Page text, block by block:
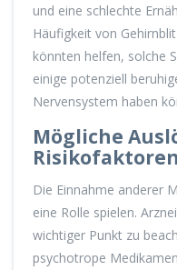
und eine schlechte
Häufigkeit von
könnten helfen, solche
einige potenziell
Nervensystem haben
Mögliche
Risikofaktoren
Die Einnahme anderer
eine Rolle spielen.
wichtiger Punkt zu
psychotrope